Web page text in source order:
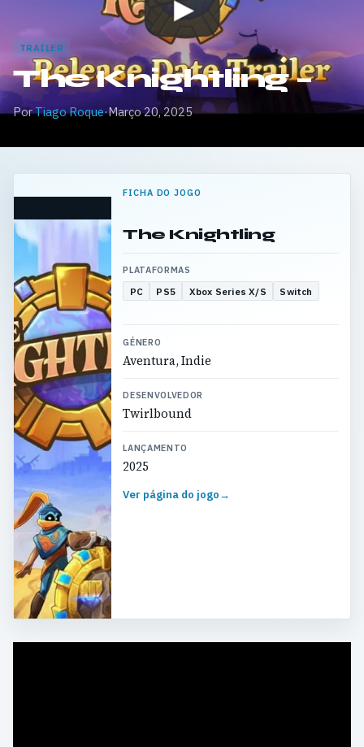
TRAILER
The Knightling –
PorTiago Roque·Março 20, 2025
FICHA DO JOGO
The Knightling
PLATAFORMAS
PC PS5 Xbox Series X/S Switch
GÉNERO
Aventura, Indie
DESENVOLVEDOR
Twirlbound
LANÇAMENTO
2025
Ver página do jogo→